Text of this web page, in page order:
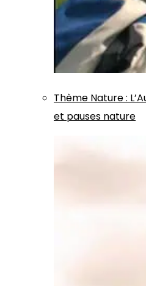
Thème Nature:
et pauses nature